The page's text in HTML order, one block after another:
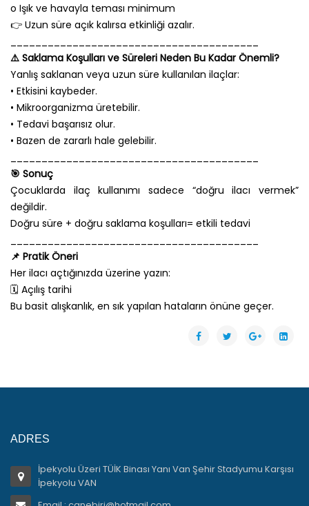
o Işık ve havayla teması minimum
👉 Uzun süre açık kalırsa etkinliği azalır.
⚠️ Saklama Koşulları ve Süreleri Neden Bu Kadar Önemli?
Yanlış saklanan veya uzun süre kullanılan ilaçlar:
• Etkisini kaybeder.
• Mikroorganizma üretebilir.
• Tedavi başarısız olur.
• Bazen de zararlı hale gelebilir.
🎯 Sonuç
Çocuklarda ilaç kullanımı sadece “doğru ilacı vermek”
değildir.
Doğru süre + doğru saklama koşulları= etkili tedavi
📌 Pratik Öneri
Her ilacı açtığınızda üzerine yazın:
🗓️ Açılış tarihi
Bu basit alışkanlık, en sık yapılan hataların önüne geçer.
ADRES
İpekyolu Üzeri TÜİK Binası Yanı Van Şehir Stadyumu Karşısı
İpekyolu VAN